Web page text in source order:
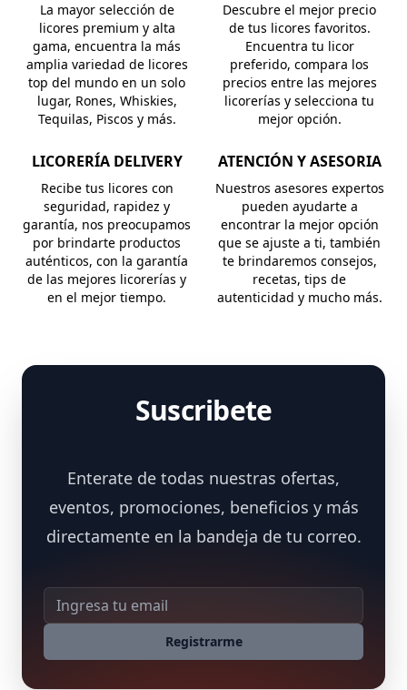
La mayor selección de
licores premium y alta
gama, encuentra la más
amplia variedad de licores
top del mundo en un solo
lugar, Rones, Whiskies,
Tequilas, Piscos y más.
Descubre el mejor precio
de tus licores favoritos.
Encuentra tu licor
preferido, compara los
precios entre las mejores
licorerías y selecciona tu
mejor opción.
LICORERÍA DELIVERY
Recibe tus licores con
seguridad, rapidez y
garantía, nos preocupamos
por brindarte productos
auténticos, con la garantía
de las mejores licorerías y
en el mejor tiempo.
ATENCIÓN Y ASESORIA
Nuestros asesores expertos
pueden ayudarte a
encontrar la mejor opción
que se ajuste a ti, también
te brindaremos consejos,
recetas, tips de
autenticidad y mucho más.
Suscribete
Enterate de todas nuestras ofertas,
eventos, promociones, beneficios y más
directamente en la bandeja de tu correo.
Dirección de correo
Registrarme